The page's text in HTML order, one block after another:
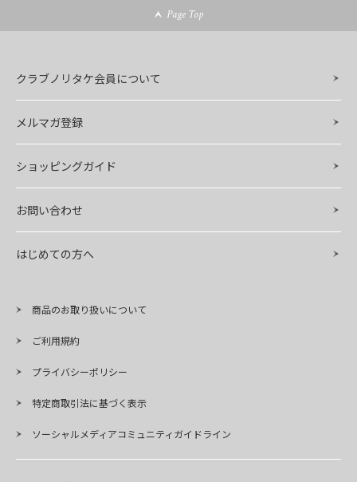
Page Top
クラブノリタケ会員について
メルマガ登録
ショッピングガイド
お問い合わせ
はじめての方へ
商品のお取り扱いについて
ご利用規約
プライバシーポリシー
特定商取引法に基づく表示
ソーシャルメディアコミュニティガイドライン